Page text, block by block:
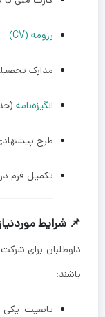
رزومه (CV)
مدارک
انگیزه‌نامه
طرح پیشنهادی
تکمیل فرم
📌 شرایط
داوطلبان برای
باشند:
تابعیت یکی